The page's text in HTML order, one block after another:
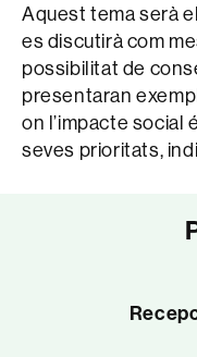
Aquest tema serà
es discutirà com
possibilitat de
presentaran
on l’impacte social
seves prioritats,